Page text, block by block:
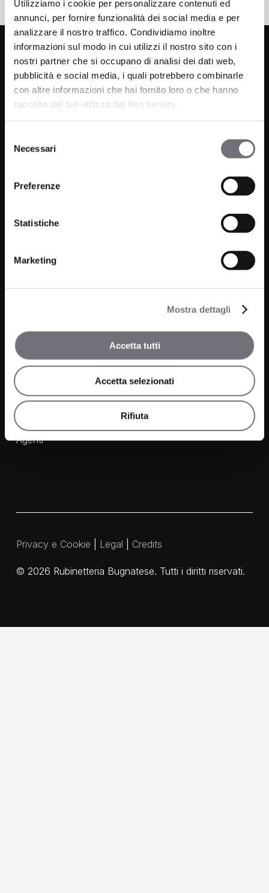
Utilizziamo i cookie per personalizzare contenuti ed
annunci, per fornire funzionalità dei social media e per
analizzare il nostro traffico. Condividiamo inoltre
informazioni sul modo in cui utilizzi il nostro sito con i
nostri partner che si occupano di analisi dei dati web,
pubblicità e social media, i quali potrebbero combinarle
con altre informazioni che hai fornito loro o che hanno
raccolto dal tuo utilizzo dei loro servizi.
delNecessari
Preferenze
Statistiche
Marketing
Mostra dettagli
Accetta tutti
Accetta selezionati
Rifiuta
P.IVA 00265030031
Telefono:
Prodotti
Bagno
Finiture
Progetti
News
Contatti
FAQ
Media e Download
Agenti
Privacy e Cookie Legal Credits
© 2026 Rubinetteria Bugnatese. Tutti i diritti riservati.